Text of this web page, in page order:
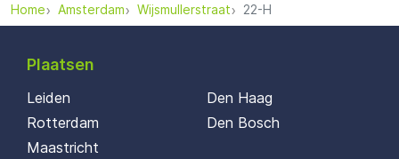
Home Amsterdam Wijsmullerstraat 22-H
Plaatsen
Leiden
Rotterdam
Maastricht
Den Haag
Den Bosch